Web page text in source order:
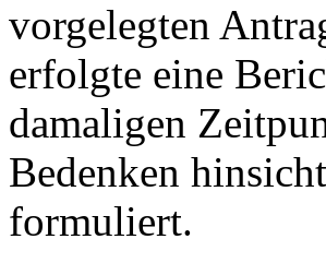
vorgelegten
erfolgte eine
damaligen
Bedenken
formuliert.